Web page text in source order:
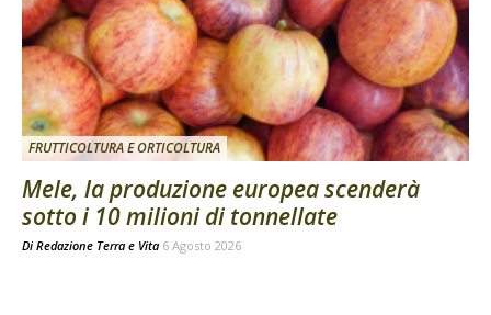
FRUTTICOLTURA E ORTICOLTURA
Mele, la produzione europea scenderà
sotto i 10 milioni di tonnellate
Di Redazione Terra e Vita 6 Agosto 2026